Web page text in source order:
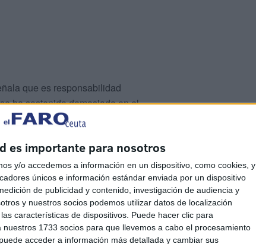
es importante para nosotros
y/o accedemos a información en un dispositivo, como cookies, y
únicos e información estándar enviada por un dispositivo
de publicidad y contenido, investigación de audiencia y
y nuestros socios podemos utilizar datos de localización
características de dispositivos. Puede hacer clic para
1733 socios para que llevemos a cabo el procesamiento
acceder a información más detallada y cambiar sus
que es responsabilidad
ha sostenido demasiado en el
del Ingesa, al no poder computar
de la bolsa de trabajo, las
proseguido.